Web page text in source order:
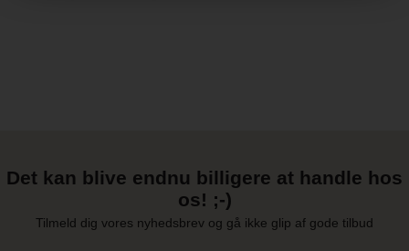
Det kan blive endnu billigere at handle hos
os! ;-)
Tilmeld dig vores nyhedsbrev og gå ikke glip af gode tilbud